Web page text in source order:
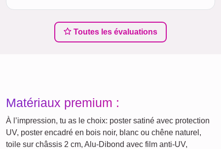
Toutes les évaluations
Matériaux premium :
À l’impression, tu as le choix: poster satiné avec protection
UV, poster encadré en bois noir, blanc ou chêne naturel,
toile sur châssis 2 cm, Alu‑Dibond avec film anti‑UV,